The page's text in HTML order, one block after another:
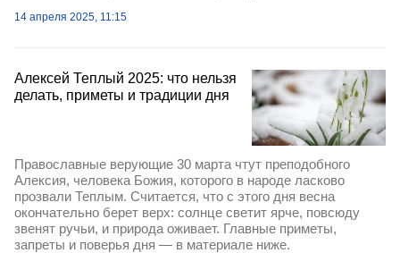
14 апреля 2025, 11:15
Алексей Теплый 2025: что нельзя
делать, приметы и традиции дня
Православные верующие 30 марта чтут преподобного
Алексия, человека Божия, которого в народе ласково
прозвали Теплым. Считается, что с этого дня весна
окончательно берет верх: солнце светит ярче, повсюду
звенят ручьи, и природа оживает. Главные приметы,
запреты и поверья дня — в материале ниже.